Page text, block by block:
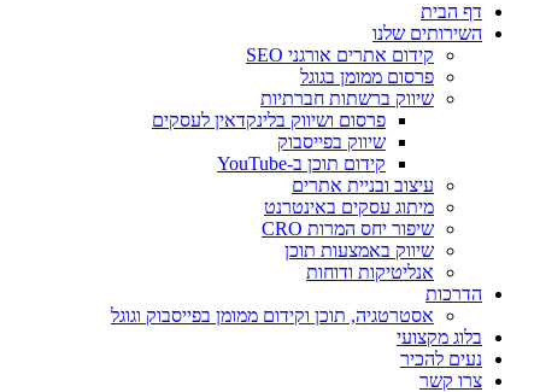
דף הבית
השירותים שלנו
קידום אתרים אורגני SEO
פרסום ממומן בגוגל
שיווק ברשתות חברתיות
פרסום ושיווק בלינקדאין לעסקים
שיווק בפייסבוק
קידום תוכן ב-YouTube
עיצוב ובניית אתרים
מיתוג עסקים באינטרנט
שיפור יחס המרות CRO
שיווק באמצעות תוכן
אנליטיקות ודוחות
הדרכות
אסטרטגיה, תוכן וקידום ממומן בפייסבוק וגוגל
בלוג מקצועי
נעים להכיר
צרו קשר